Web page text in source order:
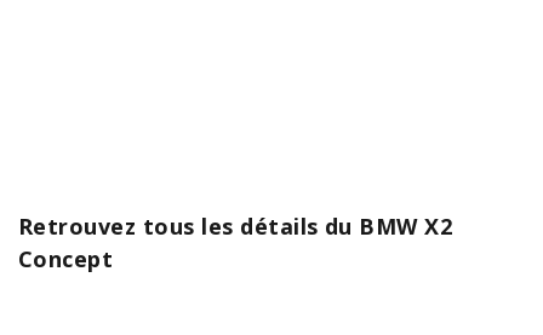
Retrouvez tous les détails du BMW X2
Concept